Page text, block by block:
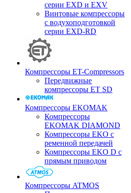
серии EXD и EXV
Винтовые компрессоры
с водухоподготовкой
серии EXD-RD
Компрессоры ET-Compressors
Передвижные
компрессоры ET SD
Компрессоры EKOMAK
Компрессоры
EKOMAK DIAMOND
Компрессоры EKO c
ременной передачей
Компрессоры EKO D с
прямым приводом
Компрессоры ATMOS